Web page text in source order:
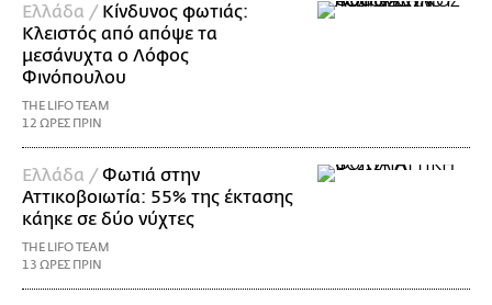
Ελλάδα / Κίνδυνος φωτιάς:
Κλειστός από απόψε τα
μεσάνυχτα ο Λόφος
Φινόπουλου
THE LIFO TEAM
12 ΩΡΕΣ ΠΡΙΝ
Ελλάδα /Φωτιά στην
Αττικοβοιωτία: 55% της έκτασης
κάηκε σε δύο νύχτες
THE LIFO TEAM
13 ΩΡΕΣ ΠΡΙΝ